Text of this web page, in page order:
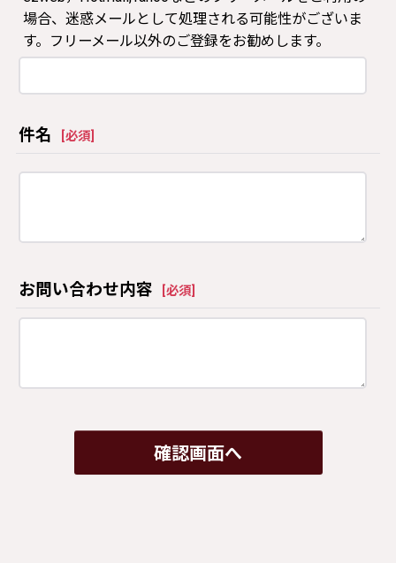
場合、迷惑メールとして処理される可能性がございま
す。フリーメール以外のご登録をお勧めします。
件名 必須
お問い合わせ内容 必須
確認画面へ